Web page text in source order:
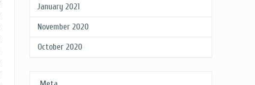
January 2021
November 2020
October 2020